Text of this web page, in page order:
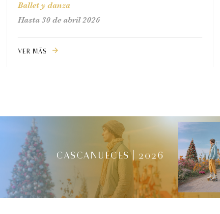
Ballet y danza
Hasta 30 de abril 2026
VER MÁS arrow_forward
CASCANUECES | 2026